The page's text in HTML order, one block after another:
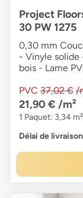
Project
30 PW 1275
0,30 mm
- Vinyle
bois - Lame
PVC 37,02 € /
21,90 € /m²
1 Paquet: 3,34
Délai de livraison